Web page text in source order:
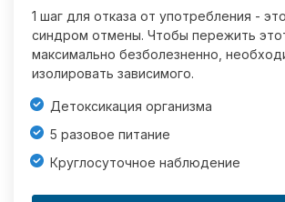
1 шаг для отказа от употребления -
синдром отмены. Чтобы пережить
максимально безболезненно,
изолировать зависимого.
Детоксикация организма
5 разовое питание
Круглосуточное наблюдение